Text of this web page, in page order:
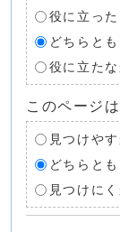
役に立った
どちらと
役に立たな
このページ
見つけや
どちらと
見つけに